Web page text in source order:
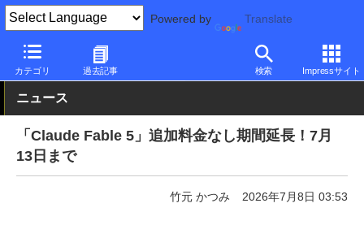
Powered by Translate
カテゴリ 過去記事 検索 Impressサイト
PC Watch 市場 AI
ニュース
「Claude Fable 5」追加料金なし期間延長！7月
13日まで
竹元 かつみ 2026年7月8日 03:53